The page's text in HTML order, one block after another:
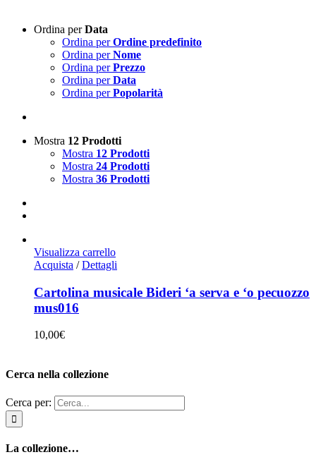
Ordina perData
Ordina perOrdine predefinito
Ordina perNome
Ordina perPrezzo
Ordina perData
Ordina perPopolarità
Mostra 12 Prodotti
Mostra 12 Prodotti
Mostra 24 Prodotti
Mostra 36 Prodotti
Visualizza carrello
Acquista / Dettagli
Cartolina musicale Bideri ‘a serva e ‘o pecuozzo
mus016
10,00€
Cerca nella collezione
Cerca per:
La collezione…